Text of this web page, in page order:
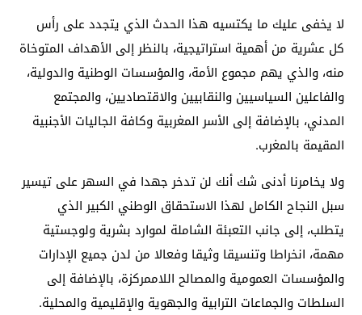
لا يخفى عليك ما يكتسيه هذا الحدث الذي يتجدد على رأس
كل عشرية من أهمية استراتيجية، بالنظر إلى الأهداف المتوخاة
منه، والذي يهم مجموع الأمة، والمؤسسات الوطنية والدولية،
والفاعلين السياسيين والنقابيين والاقتصاديين، والمجتمع
المدني، بالإضافة إلى الأسر المغربية وكافة الجاليات الأجنبية
المقيمة بالمغرب.
ولا يخامرنا أدنى شك أنك لن تدخر جهدا في السهر على تيسير
سبل النجاح الكامل لهذا الاستحقاق الوطني الكبير الذي
يتطلب، إلى جانب التعبئة الشاملة لموارد بشرية ولوجستية
مهمة، انخراطا وتنسيقا وثيقا وفعالا من لدن جميع الإدارات
والمؤسسات العمومية والمصالح اللاممركزة، بالإضافة إلى
السلطات والجماعات الترابية والجهوية والإقليمية والمحلية.